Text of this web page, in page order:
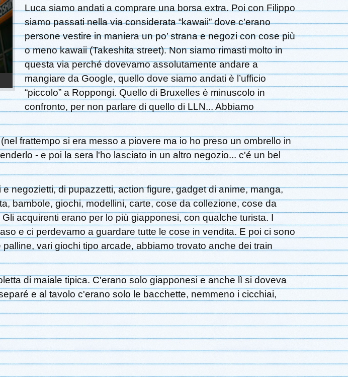
Luca siamo andati a comprare una borsa extra. Poi con Filippo
siamo passati nella via considerata “kawaii” dove c’erano
persone vestire in maniera un po’ strana e negozi con cose più
o meno kawaii (Takeshita street). Non siamo rimasti molto in
questa via perché dovevamo assolutamente andare a
mangiare da Google, quello dove siamo andati è l’ufficio
“piccolo” a Roppongi. Quello di Bruxelles è minuscolo in
confronto, per non parlare di quello di LLN... Abbiamo
frattempo si era messo a piovere ma io ho preso un ombrello in
- e poi la sera l'ho lasciato in un altro negozio... c'é un bel
negozietti, di pupazzetti, action figure, gadget di anime, manga,
bambole, giochi, modellini, carte, cose da collezione, cose da
acquirenti erano per lo più giapponesi, con qualche turista. I
e ci perdevamo a guardare tutte le cose in vendita. E poi ci sono
vari giochi tipo arcade, abbiamo trovato anche dei train
di maiale tipica. C'erano solo giapponesi e anche lì si doveva
e al tavolo c'erano solo le bacchette, nemmeno i cicchiai,